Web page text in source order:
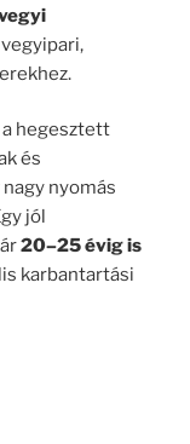
hegesztett
és
nyomás
jól
20–25 évig is
karbantartási